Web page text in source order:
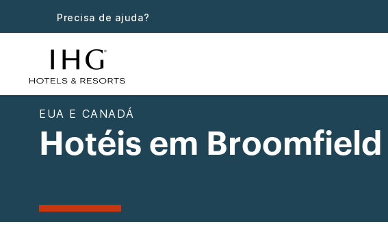
Precisa de ajuda?
EUA E CANADÁ
Hotéis em Broomfield